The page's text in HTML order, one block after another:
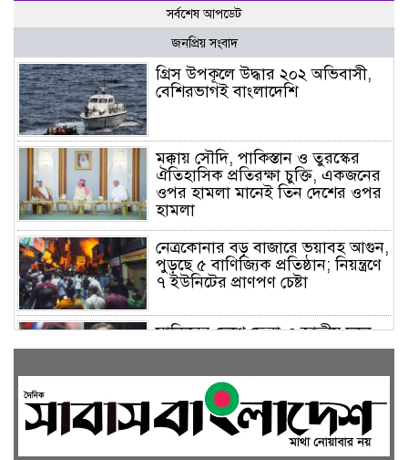
সর্বশেষ আপডেট
জনপ্রিয় সংবাদ
গ্রিস উপকূলে উদ্ধার ২০২ অভিবাসী,
বেশিরভাগই বাংলাদেশি
মক্কায় সৌদি, পাকিস্তান ও তুরস্কের
ঐতিহাসিক প্রতিরক্ষা চুক্তি, একজনের
ওপর হামলা মানেই তিন দেশের ওপর
হামলা
নেত্রকোনার বড় বাজারে ভয়াবহ আগুন,
পুড়ছে ৫ বাণিজ্যিক প্রতিষ্ঠান; নিয়ন্ত্রণে
৭ ইউনিটের প্রাণপণ চেষ্টা
সাকিবের দেশে ফেরা ও জাতীয় দলে
ফেরার সম্ভাবনা নেই, ইঙ্গিত ক্রীড়া
ফেসবুকে যুক্ত হলো বিকাশ, সহজ
হলো ডিজিটাল পেমেন্ট